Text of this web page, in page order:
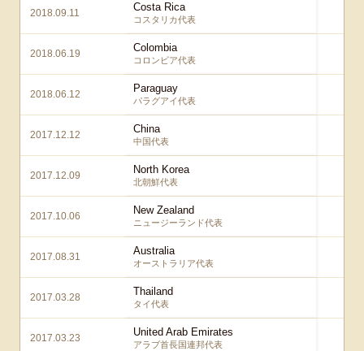
2018.09.11 Costa Rica
コスタリカ代表
2018.06.19 Colombia
コロンビア代表
2018.06.12 Paraguay
パラグアイ代表
2017.12.12 China
中国代表
2017.12.09 North Korea
北朝鮮代表
2017.10.06 New Zealand
ニュージーランド代表
2017.08.31 Australia
オーストラリア代表
2017.03.28 Thailand
タイ代表
2017.03.23 United Arab Emirates
アラブ首長国連邦代表